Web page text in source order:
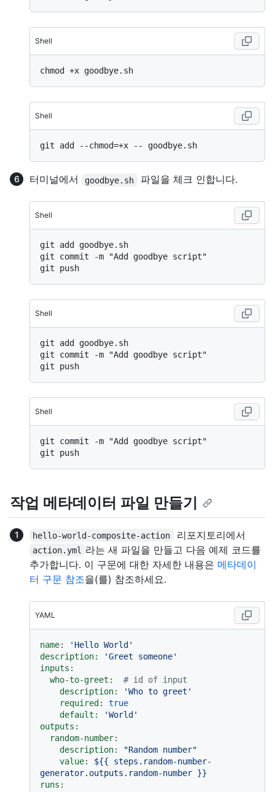
Shell
Shell
터미널에서 goodbye.sh 파일을 체크 인합니다.
Shell
git add goodbye.sh
git commit -m "Add goodbye script"
Shell
git add goodbye.sh
git commit -m "Add goodbye script"
Shell
git commit -m "Add goodbye script"
작업 메타데이터 파일 만들기
hello-world-composite-action 리포지토리에서
action.yml
라는 새 파일을 만들고 다음 예제 코드를
추가합니다. 이 구문에 대한 자세한 내용은 메타데이
터 구문 참조을(를) 참조하세요.
YAML
name:
'Hello World'
description:
'Greet someone'
inputs:
who-to-greet:
# id of input
description:
'Who to greet'
required:
true
default:
'World'
outputs:
random-number:
description:
"Random number"
value:
${{
steps.random-number-
generator.outputs.random-number }}
runs: